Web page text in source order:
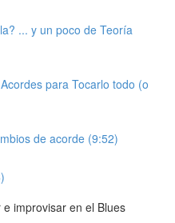
... y un poco de Teoría
para Tocarlo todo (o
de acorde (9:52)
improvisar en el Blues